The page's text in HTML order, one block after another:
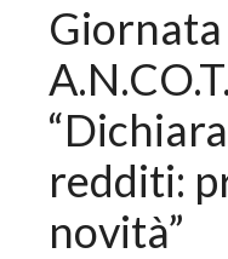
redditi:
novità”